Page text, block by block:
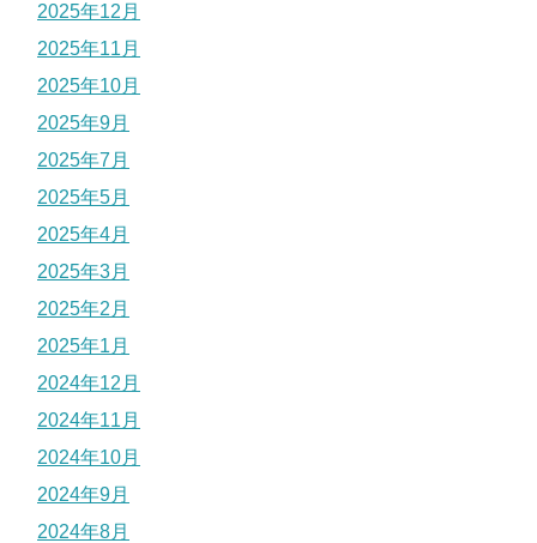
2025年12月
2025年11月
2025年10月
2025年9月
2025年7月
2025年5月
2025年4月
2025年3月
2025年2月
2025年1月
2024年12月
2024年11月
2024年10月
2024年9月
2024年8月